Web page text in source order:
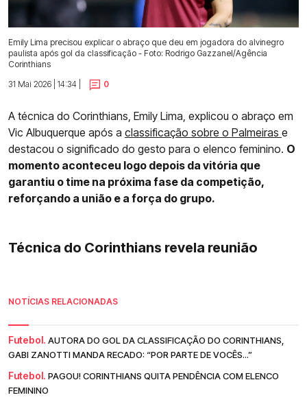
Emily Lima precisou explicar o abraço que deu em jogadora do alvinegro
paulista após gol da classificação - Foto: Rodrigo Gazzanel/Agência
Corinthians
31 Mai 2026 | 14:34 |
0
A técnica do Corinthians, Emily Lima, explicou o abraço em
Vic Albuquerque após a classificação sobre o Palmeiras e
destacou o significado do gesto para o elenco feminino. O
momento aconteceu logo depois da vitória que
garantiu o time na próxima fase da competição,
reforçando a união e a força do grupo.
Técnica do Corinthians revela reunião
NOTÍCIAS RELACIONADAS
Futebol. AUTORA DO GOL DA CLASSIFICAÇÃO DO CORINTHIANS,
GABI ZANOTTI MANDA RECADO: “POR PARTE DE VOCÊS...”
Futebol. PAGOU! CORINTHIANS QUITA PENDÊNCIA COM ELENCO
FEMININO